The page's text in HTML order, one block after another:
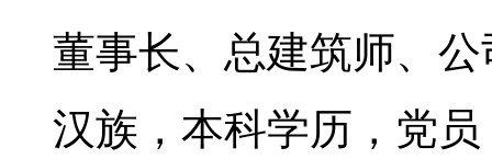
董事长、总建筑师、
汉族，本科学历，党